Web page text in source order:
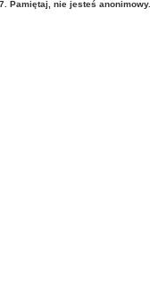
Pamiętaj, nie jesteś anonimowy.